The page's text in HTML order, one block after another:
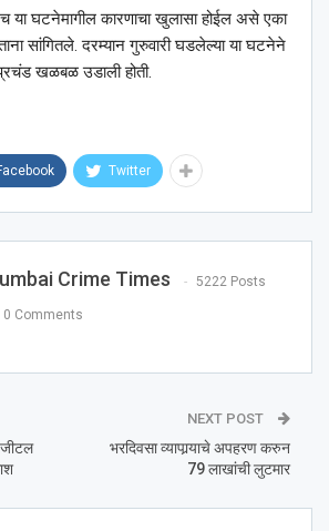
घटनेमागील कारणाचा खुलासा होईल असे एका
सांगितले. दरम्यान गुरुवारी घडलेल्या या घटनेने
खळबळ उडाली होती.
Twitter
Crime Times 5222 Posts
0 Comments
NEXT POST
भरदिवसा व्यापार्‍याचे अपहरण करुन
79 लाखांची लुटमार